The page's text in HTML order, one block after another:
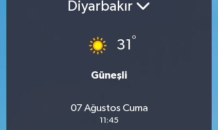
Diyarbakır
31 °
Güneşli
07 Ağustos Cuma
11:45